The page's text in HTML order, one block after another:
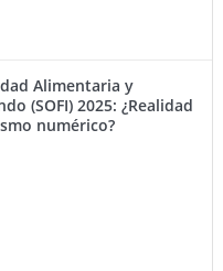
Alimentaria y
(SOFI) 2025: ¿Realidad
numérico?